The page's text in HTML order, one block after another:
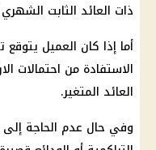
ذات العائد الثابت الشهري
أما إذا كان العميل يتوقع
الاستفادة من احتمالات
العائد المتغير.
وفي حال عدم الحاجة